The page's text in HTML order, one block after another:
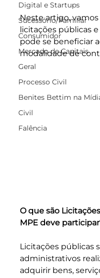
Digital e Startups
Sucessório/Familiar
Consumidor
Mercado de Capitais
Geral
Processo Civil
Benites Bettim na
Civil
Falência
Neste artigo,
licitações públicas
pode se beneficiar
modalidade de
O que são
MPE deve
Licitações públicas
administrativos
adquirir bens,